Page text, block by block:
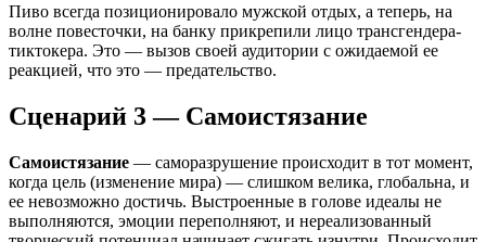
Пиво всегда позиционировало мужской отдых, а теперь, на
волне повесточки, на банку прикрепили лицо трансгендера-
тиктокера. Это — вызов своей аудитории с ожидаемой ее
реакцией, что это — предательство.
Сценарий 3 — Самоистязание
Самоистязание — саморазрушение происходит в тот момент,
когда цель (изменение мира) — слишком велика, глобальна, и
ее невозможно достичь. Выстроенные в голове идеалы не
выполняются, эмоции переполняют, и нереализованный